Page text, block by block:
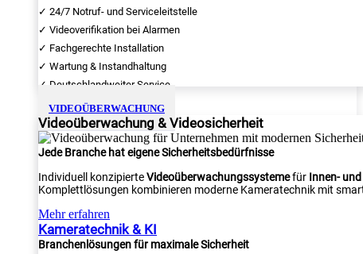
✓ 24/7 Notruf- und Serviceleitstelle
✓ Videoverifikation bei Alarmen
✓ Fachgerechte Installation
✓ Wartung & Instandhaltung
✓ Deutschlandweiter Service
VIDEOÜBERWACHUNG
Videoüberwachung & Videosicherheit
Jede Branche hat eigene Sicherheitsbedürfnisse
Individuell konzipierteVideoüberwachungssystemefür Innen-
Komplettlösungen kombinieren moderne Kameratechnik mit
Mehr erfahren
Kameratechnik & KI
Branchenlösungen für maximale Sicherheit